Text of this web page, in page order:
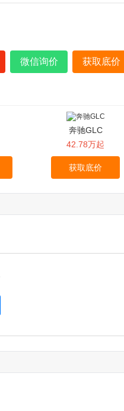
微信询价 获取底价
奔驰GLC
42.78万起
获取底价